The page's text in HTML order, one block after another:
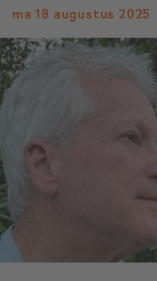
ma 18 augustus 2025